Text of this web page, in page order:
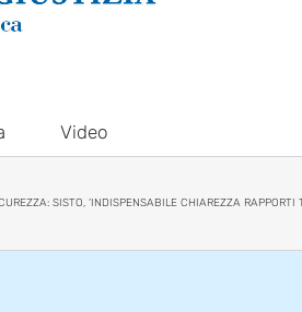
Video
SISTO, ‘INDISPENSABILE CHIAREZZA RAPPORTI